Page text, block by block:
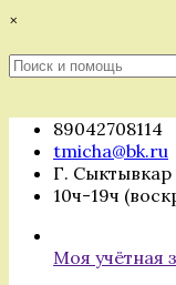
Перейти
содержимому
×
Поиск
89042708114
tmicha@bk.ru
Г.
10ч-19ч
Моя учётная